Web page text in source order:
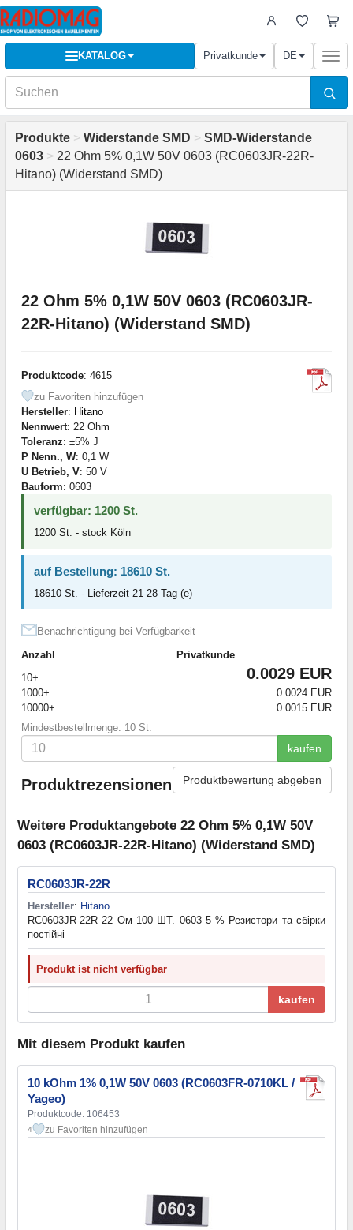
KATALOG Privatkunde DE
Produkte > Widerstande SMD > SMD-Widerstande
0603 > 22 Ohm 5% 0,1W 50V 0603 (RC0603JR-22R-
Hitano) (Widerstand SMD)
22 Ohm 5% 0,1W 50V 0603 (RC0603JR-
22R-Hitano) (Widerstand SMD)
Produktcode: 4615
zu Favoriten hinzufügen
Hersteller: Hitano
Nennwert: 22 Ohm
Toleranz: ±5% J
P Nenn., W: 0,1 W
U Betrieb, V: 50 V
Bauform: 0603
verfügbar: 1200 St.
1200 St. - stock Köln
auf Bestellung: 18610 St.
18610 St. - Lieferzeit 21-28 Tag (e)
Benachrichtigung bei Verfügbarkeit
Anzahl
Privatkunde
10+
0.0029 EUR
1000+
0.0024 EUR
10000+
0.0015 EUR
Mindestbestellmenge: 10 St.
kaufen
Produktrezensionen Produktbewertung abgeben
Weitere Produktangebote 22 Ohm 5% 0,1W 50V
0603 (RC0603JR-22R-Hitano) (Widerstand SMD)
RC0603JR-22R
Hersteller: Hitano
RC0603JR-22R 22 Ом 100 ШТ. 0603 5 % Резистори та cбірки
постійні
Produkt ist nicht verfügbar
kaufen
Mit diesem Produkt kaufen
10 kOhm 1% 0,1W 50V 0603 (RC0603FR-0710KL /
Yageo)
Produktcode: 106453
4 zu Favoriten hinzufügen